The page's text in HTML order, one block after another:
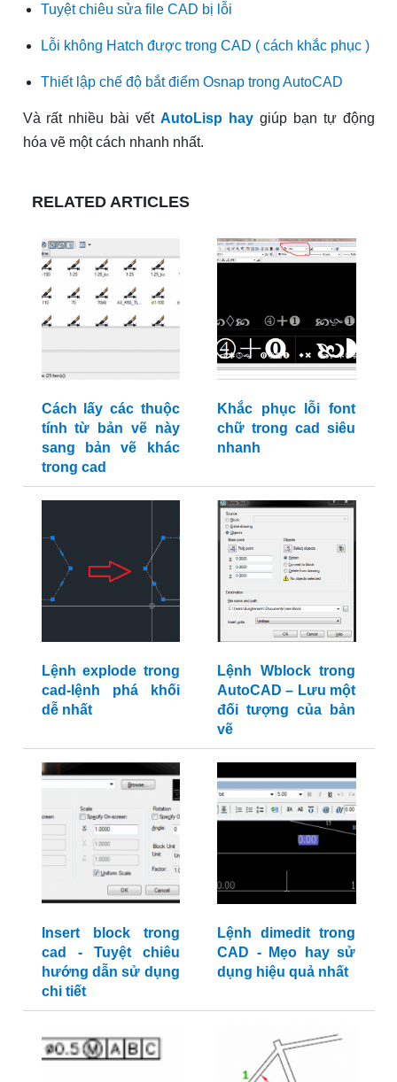
Tuyệt chiêu sửa file CAD bị lỗi
Lỗi không Hatch được trong CAD ( cách khắc phục )
Thiết lập chế độ bắt điểm Osnap trong AutoCAD
Và rất nhiều bài vết AutoLisp haygiúp bạn tự động
hóa vẽ một cách nhanh nhất.
RELATED ARTICLES
Cách lấy các thuộc
tính từ bản vẽ này
sang bản vẽ khác
trong cad
Khắc phục lỗi font
chữ trong cad siêu
nhanh
Lệnh explode trong
cad-lệnh phá khối
dễ nhất
Lệnh Wblock trong
AutoCAD – Lưu một
đối tượng của bản
vẽ
Insert block trong
cad - Tuyệt chiêu
hướng dẫn sử dụng
chi tiết
Lệnh dimedit trong
CAD - Mẹo hay sử
dụng hiệu quả nhất